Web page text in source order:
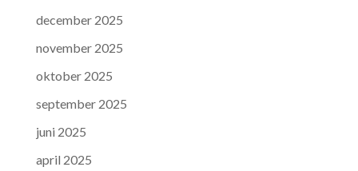
december 2025
november 2025
oktober 2025
september 2025
juni 2025
april 2025